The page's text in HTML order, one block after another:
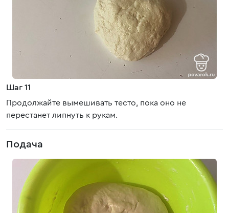
Шаг 11
Продолжайте вымешивать тесто, пока оно не
перестанет липнуть к рукам.
Подача